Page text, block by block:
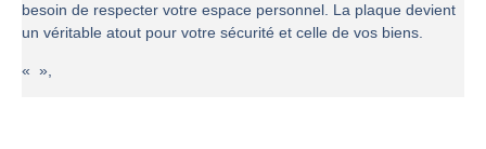
besoin de respecter votre espace personnel. La plaque devient
un véritable atout pour votre sécurité et celle de vos biens.
« »,